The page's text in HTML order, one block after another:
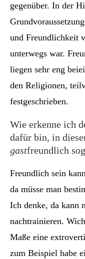
gegenüber. In der
und Freundlichkeit
unterwegs war.
liegen sehr eng
den Religionen,
festgeschrieben.
Wie erkenne ich
dafür bin, in
gastfreundlich
Freundlich sein
da müsse man
Ich denke, da kann
nachtrainieren.
Maße eine
zum Beispiel habe